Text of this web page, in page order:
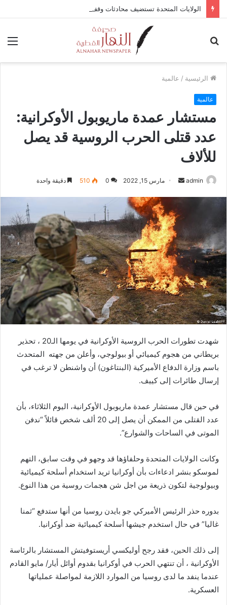
الرئيسية / عالمية
عالمية
مستشار عمدة ماريوبول الأوكرانية:
عدد قتلى الحرب الروسية قد يصل
للألاف
admin
ل
ر
ي
د
ا
إ
ل
ك
ت
ن
مارس 15, 2022 0
510 دقيقة واحدة
شهدت تطورات الحرب الروسية الأوكرانية في يومها الـ20 ، تحذير
بريطاني من هجوم كيميائي أو بيولوجي، وأعلن من جهته المتحدث
باسم وزارة الدفاع الأميركية (البنتاغون) أن واشنطن لا ترغب في
إرسال طائرات إلى كييف.
في حين قال مستشار عمدة ماريوبول الأوكرانية، اليوم الثلاثاء، بأن
عدد القتلى من الممكن أن يصل إلى 20 ألف شخص قائلاً “ندفن
الموتى في الساحات والشوارع”.
وكانت الولايات المتحدة وحلفاؤها قد وجهو في وقت سابق، التهم
لموسكو بنشر ادعاءات بأن أوكرانيا تريد استخدام أسلحة كيميائية
وبيولوجية لتكون ذريعة من اجل شن هجمات روسية من هذا النوع.
بدوره حذر الرئيس الأميركي جو بايدن روسيا من أنها ستدفع “ثمنا
غاليا” في حال استخدم جيشها أسلحة كيميائية ضد أوكرانيا.
إلى ذلك الحين، فقد رجح أوليكسي أريستوفيتش المستشار بالرئاسة
الأوكرانية ، أن تنتهي الحرب في أوكرانيا بقدوم أوائل أيار/ مايو القادم
عندما ينفد ما لدى روسيا من الموارد اللازمة لمواصلة عملياتها
العسكرية.